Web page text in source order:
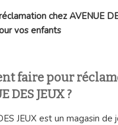
chez AVENUE
vos enfants
faire pour
DES JEUX ?
JEUX est un magasin de